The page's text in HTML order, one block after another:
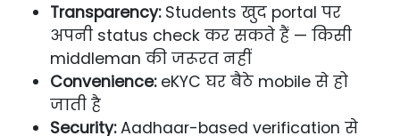
Transparency:Students खुद portal पर
अपनी status check कर सकते हैं — किसी
middleman की जरूरत नहीं
Convenience:eKYC घर बैठे mobile से हो
जाती है
Security:Aadhaar-based verification से